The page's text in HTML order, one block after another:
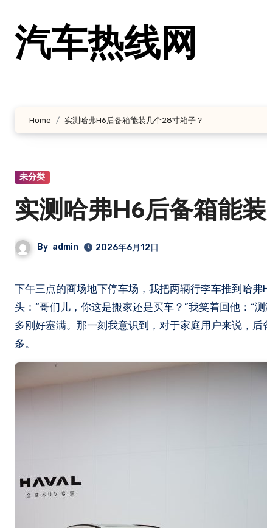
汽车热线网
Home 实测哈弗H6后备箱能装几个28寸箱子？
未分类
实测哈弗H6后备箱能
By admin 2026年6月12日
下午三点的商场地下停车场，我把两辆行李车推到哈弗H6车尾，车上摞着四个28寸行李箱和两个24寸的。旁边车位的大哥探出
头：“哥们儿，你这是搬家还是买车？”我笑着回他：“
多刚好塞满。那一刻我意识到，对于家庭用户来说，
多。